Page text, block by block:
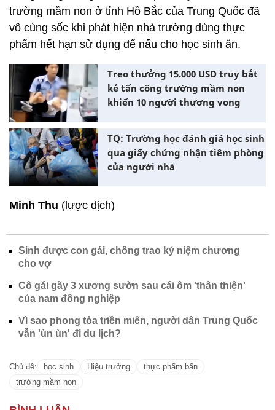
trường mầm non ở tỉnh Hồ Bắc của Trung Quốc đã
vô cùng sốc khi phát hiện nhà trường dùng thực
phẩm hết hạn sử dụng để nấu cho học sinh ăn.
Treo thưởng 15.000 USD truy bắt
kẻ tấn công trường mầm non
khiến 10 người thương vong
TQ: Trường học đánh giá học sinh
qua giấy chứng nhận tiêm phòng
của người nhà
Minh Thu (lược dịch)
Sinh được con gái, chồng trao kỷ niệm chương
cho vợ
Cô gái gãy 3 xương sườn sau cái ôm 'thân thiện'
của nam đồng nghiệp
Vì sao phong tỏa triền miên, người dân Trung Quốc
vẫn 'ùn ùn' đi du lịch?
Chủ đề: học sinh Hiệu trưởng
thực phẩm bẩn
trường mầm non